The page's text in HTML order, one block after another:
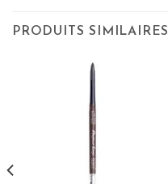
PRODUITS SIMILAIRES